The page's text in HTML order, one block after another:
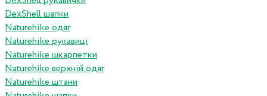
DexShell шапки
Naturehike одяг
Naturehike рукавиці
Naturehike шкарпетки
Naturehike верхній одяг
Naturehike штани